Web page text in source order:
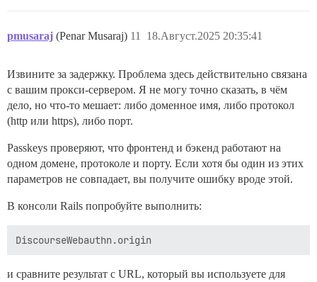
pmusaraj (Penar Musaraj) 18.Август.2025 20:35:41
11
Извините за задержку. Проблема здесь действительно связана
с вашим прокси-сервером. Я не могу точно сказать, в чём
дело, но что-то мешает: либо доменное имя, либо протокол
(http или https), либо порт.
Passkeys проверяют, что фронтенд и бэкенд работают на
одном домене, протоколе и порту. Если хотя бы один из этих
параметров не совпадает, вы получите ошибку вроде этой.
В консоли Rails попробуйте выполнить:
и сравните результат с URL, который вы используете для